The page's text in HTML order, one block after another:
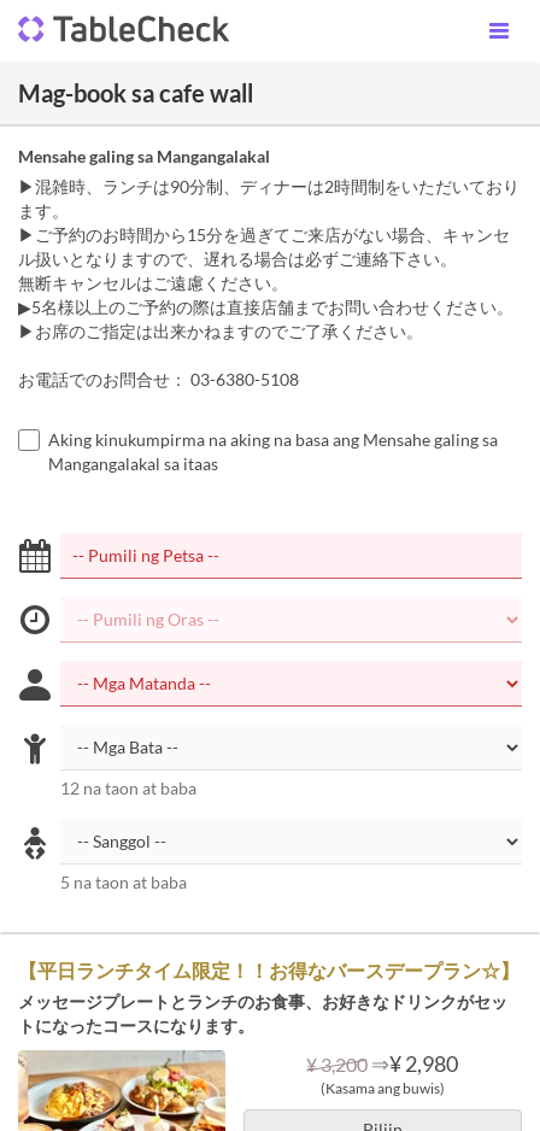
Mag-book sa cafe wall
Mensahe galing sa Mangangalakal
▶︎混雑時、ランチは90分制、ディナーは2時間制をいただいており
ます。
▶︎ご予約のお時間から15分を過ぎてご来店がない場合、キャンセ
ル扱いとなりますので、遅れる場合は必ずご連絡下さい。
無断キャンセルはご遠慮ください。
▶︎5名様以上のご予約の際は直接店舗までお問い合わせください。
▶︎お席のご指定は出来かねますのでご了承ください。
お電話でのお問合せ： 03-6380-5108
Aking kinukumpirma na aking na basa ang Mensahe galing sa
Mangangalakal sa itaas
12 na taon at baba
5 na taon at baba
【平日ランチタイム限定！！お得なバースデープラン☆】
メッセージプレートとランチのお食事、お好きなドリンクがセッ
トになったコースになります。
¥ 3,200 ⇒¥ 2,980
(Kasama ang buwis)